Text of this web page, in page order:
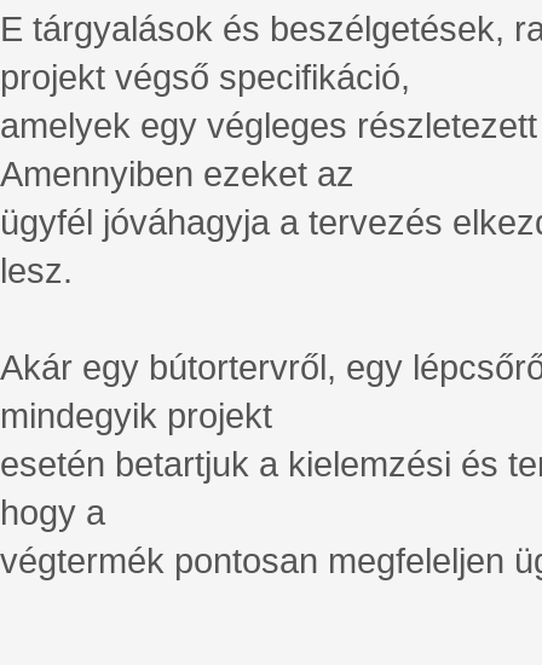
E tárgyalások és beszélgetések,
projekt végső specifikáció,
amelyek egy végleges
Amennyiben ezeket az
ügyfél jóváhagyja a tervezés
lesz.
Akár egy bútortervről, egy
mindegyik projekt
esetén betartjuk a kielemzési és
hogy a
végtermék pontosan megfeleljen